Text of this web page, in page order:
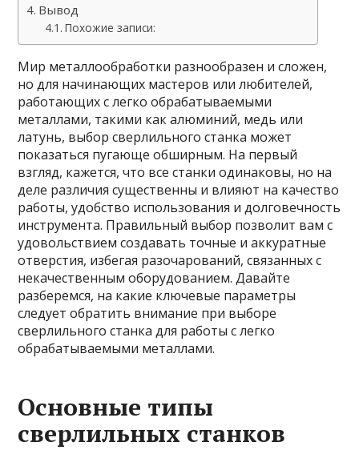
Вывод
Похожие записи:
Мир металлообработки разнообразен и сложен,
но для начинающих мастеров или любителей,
работающих с легко обрабатываемыми
металлами, такими как алюминий, медь или
латунь, выбор сверлильного станка может
показаться пугающе обширным. На первый
взгляд, кажется, что все станки одинаковы, но на
деле различия существенны и влияют на качество
работы, удобство использования и долговечность
инструмента. Правильный выбор позволит вам с
удовольствием создавать точные и аккуратные
отверстия, избегая разочарований, связанных с
некачественным оборудованием. Давайте
разберемся, на какие ключевые параметры
следует обратить внимание при выборе
сверлильного станка для работы с легко
обрабатываемыми металлами.
Основные типы
сверлильных станков